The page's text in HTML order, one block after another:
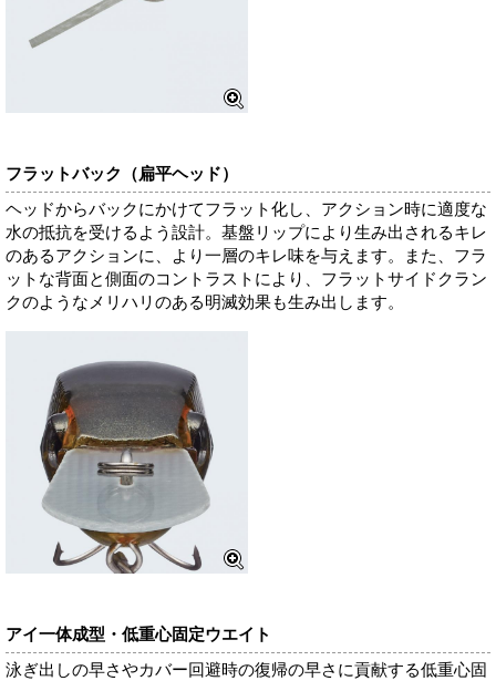
フラットバック（扁平ヘッド）
ヘッドからバックにかけてフラット化し、アクション時に適度な
水の抵抗を受けるよう設計。基盤リップにより生み出されるキレ
のあるアクションに、より一層のキレ味を与えます。また、フラ
ットな背面と側面のコントラストにより、フラットサイドクラン
クのようなメリハリのある明滅効果も生み出します。
アイ一体成型・低重心固定ウエイト
泳ぎ出しの早さやカバー回避時の復帰の早さに貢献する低重心固